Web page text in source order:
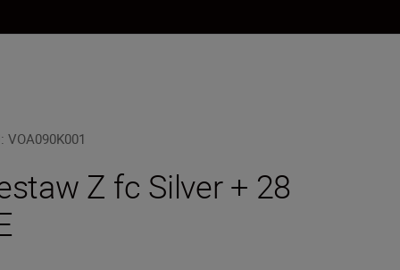
:VOA090K001
Z fc Silver + 28